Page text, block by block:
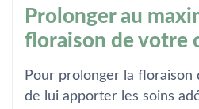
Prolonger au
floraison de votre
Pour prolonger la floraison
de lui apporter les soins